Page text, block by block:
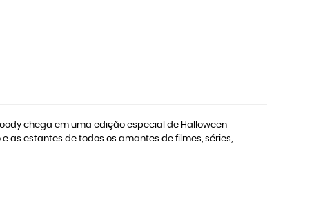
chega em uma edição especial de Halloween
as estantes de todos os amantes de filmes, séries,